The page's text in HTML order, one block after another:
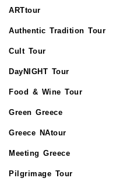
ARTtour
Authentic Tradition Tour
Cult Tour
DayNIGHT Tour
Food & Wine Tour
Green Greece
Greece NAtour
Meeting Greece
Pilgrimage Tour